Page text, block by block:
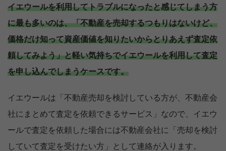
イエウールを利用してトラブルになったと感じてしまう方
に最も多いのは、「不動産を売却するつもりはないけど、
価格だけ知って資産価値を知りたいからとりあえず査定依
頼してみよう」と軽い気持ちでイエウールを利用して査定
を申し込んでしまうケースです。
イエウールは「不動産売却を検討している方が、不動産会
社にまとめて査定を依頼できるサービス」なので、イエウ
ールで査定を依頼した場合には不動産会社に「売却を検討
していて査定を受けたい方」として連絡が入ります。